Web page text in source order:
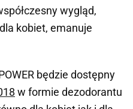
wygląd,
kobiet, emanuje
będzie dostępny
w formie dezodorantu